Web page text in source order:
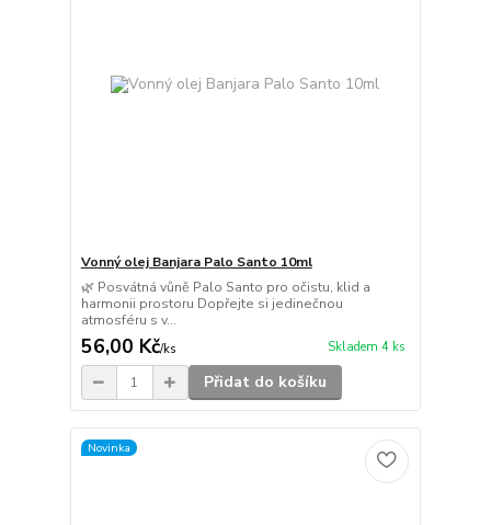
Vonný olej Banjara Palo Santo 10ml
🌿 Posvátná vůně Palo Santo pro očistu, klid a
harmonii prostoru Dopřejte si jedinečnou
atmosféru s v...
56,00 Kč/ks Skladem 4 ks
Přidat do košíku
Novinka